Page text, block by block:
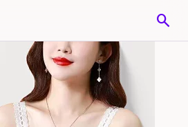
search